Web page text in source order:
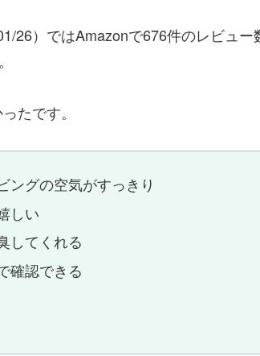
26）ではAmazonで676件のレビュー
たです。
ングの空気がすっきり
しい
してくれる
確認できる